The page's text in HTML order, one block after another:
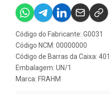
Código do Fabricante: G0031
Código NCM: 00000000
Código de Barras da Caixa:
Embalagem: UN/1
Marca: FRAHM